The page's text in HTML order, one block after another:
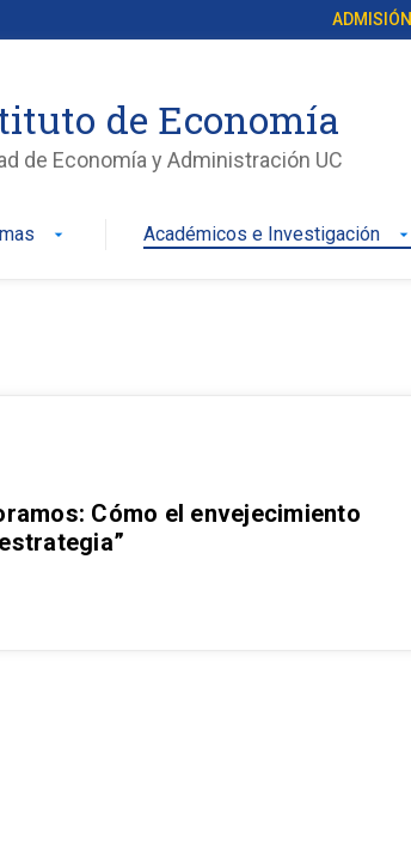
ADMISIÓN
de Economía
de Economía y Administración UC
arrow_drop_down Académicos e Investigación arrow_drop_down
Cómo el envejecimiento